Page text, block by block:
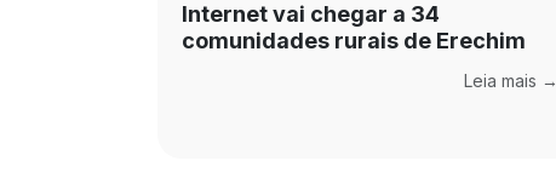
Internet vai chegar a 34
comunidades rurais de Erechim
Leia mais →